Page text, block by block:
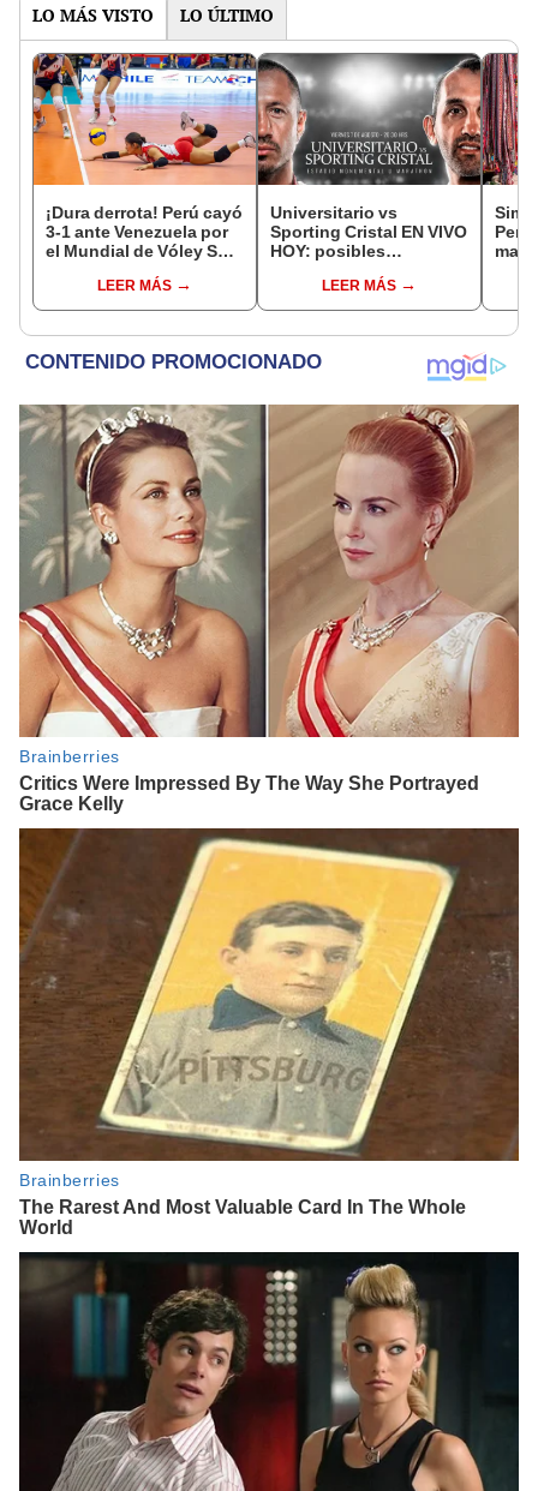
LO MÁS VISTO LO ÚLTIMO
¡Dura derrota! Perú cayó
3-1 ante Venezuela por
el Mundial de Vóley Sub
LEER MÁS
Universitario vs
Sporting Cristal EN VIVO
HOY: posibles
pronóstico, hora y canal
dónde ver partido por el
LEER MÁS
Perú
país"